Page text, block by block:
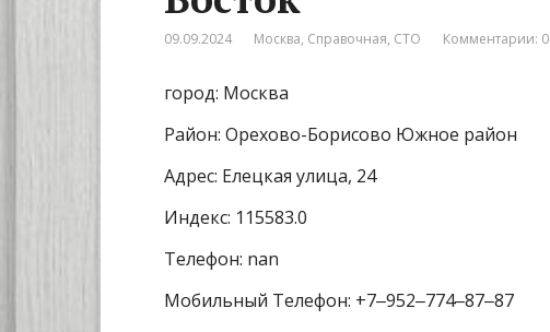
09.09.2024 Москва, Справочная, СТО Комментарии: 0
город: Москва
Район: Орехово-Борисово Южное район
Адрес: Елецкая улица, 24
Индекс: 115583.0
Телефон: nan
Мобильный Телефон: +7‒952‒774‒87‒87